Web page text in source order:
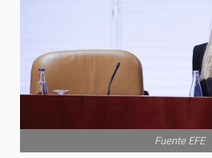
Fuente EFE